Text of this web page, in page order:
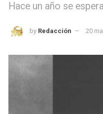
Hace un año se
by Redacción 20